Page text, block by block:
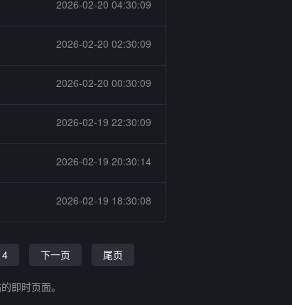
2026-02-20 04:30:09
2026-02-20 02:30:09
2026-02-20 00:30:09
2026-02-19 22:30:09
2026-02-19 20:30:14
2026-02-19 18:30:08
下一页 尾页
即时页面。